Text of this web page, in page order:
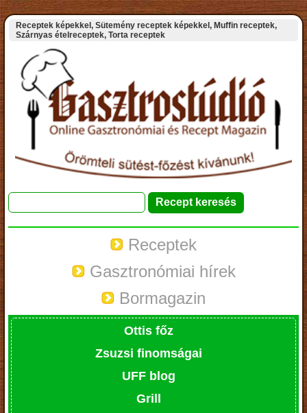
Receptek képekkel, Sütemény receptek képekkel, Muffin receptek,
Szárnyas ételreceptek, Torta receptek
Receptek
Gasztronómiai hírek
Bormagazin
Ottis főz
Zsuzsi finomságai
UFF blog
Grill